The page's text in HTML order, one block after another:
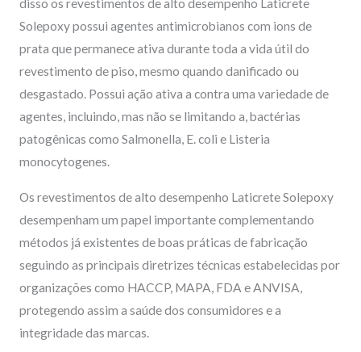
disso os revestimentos de alto desempenho Laticrete
Solepoxy possui agentes antimicrobianos com ions de
prata que permanece ativa durante toda a vida útil do
revestimento de piso, mesmo quando danificado ou
desgastado. Possui ação ativa a contra uma variedade de
agentes, incluindo, mas não se limitando a, bactérias
patogênicas como Salmonella, E. coli e Listeria
monocytogenes.
Os revestimentos de alto desempenho Laticrete Solepoxy
desempenham um papel importante complementando
métodos já existentes de boas práticas de fabricação
seguindo as principais diretrizes técnicas estabelecidas por
organizações como HACCP, MAPA, FDA e ANVISA,
protegendo assim a saúde dos consumidores e a
integridade das marcas.